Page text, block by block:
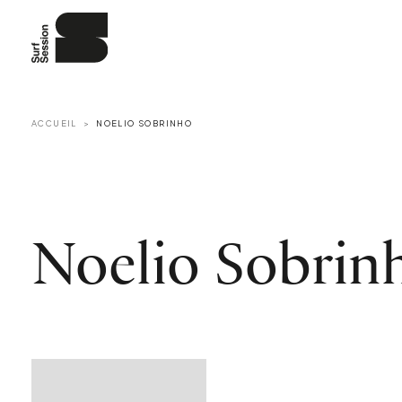
ACCUEIL NOELIO SOBRINHO
Noelio